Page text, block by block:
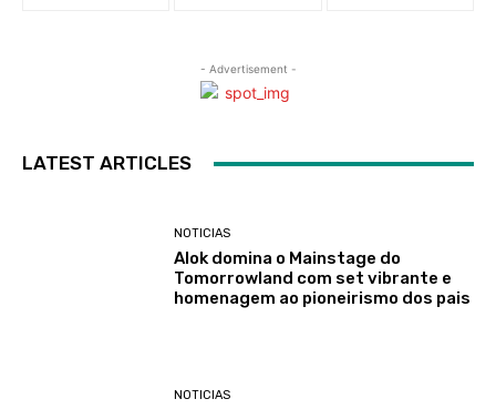
- Advertisement -
LATEST ARTICLES
NOTICIAS
Alok domina o Mainstage do
Tomorrowland com set vibrante e
homenagem ao pioneirismo dos pais
NOTICIAS